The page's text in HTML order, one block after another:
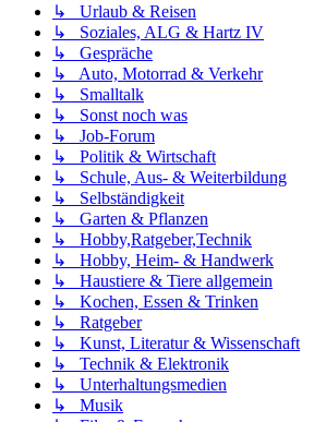
↳ Urlaub & Reisen
↳ Soziales, ALG & Hartz IV
↳ Gespräche
↳ Auto, Motorrad & Verkehr
↳ Smalltalk
↳ Sonst noch was
↳ Job-Forum
↳ Politik & Wirtschaft
↳ Schule, Aus- & Weiterbildung
↳ Selbständigkeit
↳ Garten & Pflanzen
↳ Hobby,Ratgeber,Technik
↳ Hobby, Heim- & Handwerk
↳ Haustiere & Tiere allgemein
↳ Kochen, Essen & Trinken
↳ Ratgeber
↳ Kunst, Literatur & Wissenschaft
↳ Technik & Elektronik
↳ Unterhaltungsmedien
↳ Musik